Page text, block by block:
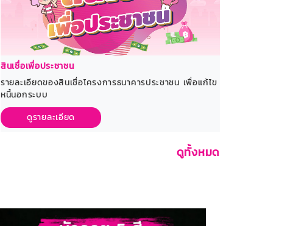
สินเชื่อเพื่อประชาชน
รายละเอียดของสินเชื่อโครงการธนาคารประชาชน เพื่อแก้ไข
หนี้นอกระบบ
ดูรายละเอียด
ดูทั้งหมด